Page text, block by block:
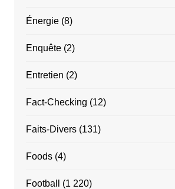
Énergie(8)
Enquête(2)
Entretien (2)
Fact-Checking (12)
Faits-Divers(131)
Foods(4)
Football (1 220)